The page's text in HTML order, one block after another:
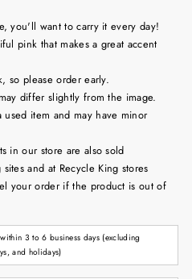
you'll want to carry it every day!
pink that makes a great accent
so please order early.
differ slightly from the image.
item and may have minor
in our store are also sold
and at Recycle King stores
your order if the product is out of
3 to 6 business days (excluding
and holidays)